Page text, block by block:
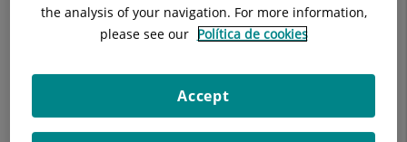
the analysis of your navigation. For more information,
please see our Política de cookies
Accept